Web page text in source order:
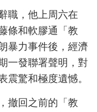
職，他上周六在
條和軟膠通「教
暴力事件後，經濟
一發聯署聲明，對
震驚和極度遺憾。
撤回之前的「教